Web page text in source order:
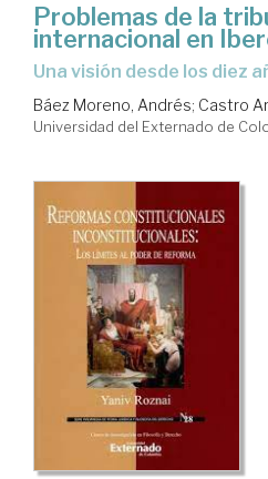
Problemas de la
internacional en
una visión desde los diez
Báez Moreno, Andrés; Castro
Universidad del Externado de